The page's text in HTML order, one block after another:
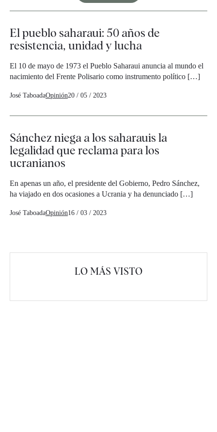
El pueblo saharaui: 50 años de
resistencia, unidad y lucha
El 10 de mayo de 1973 el Pueblo Saharaui anuncia al mundo el
nacimiento del Frente Polisario como instrumento político […]
José TaboadaOpinión20 / 05 / 2023
Sánchez niega a los saharauis la
legalidad que reclama para los
ucranianos
En apenas un año, el presidente del Gobierno, Pedro Sánchez,
ha viajado en dos ocasiones a Ucrania y ha denunciado […]
José TaboadaOpinión16 / 03 / 2023
LO MÁS VISTO